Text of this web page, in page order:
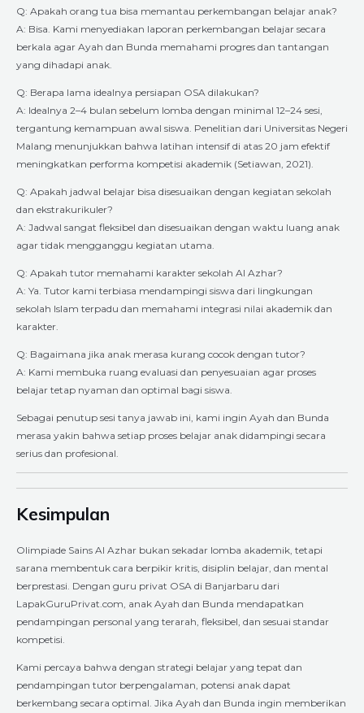
Q: Apakah orang tua bisa memantau perkembangan belajar anak?
A: Bisa. Kami menyediakan laporan perkembangan belajar secara
berkala agar Ayah dan Bunda memahami progres dan tantangan
yang dihadapi anak.
Q: Berapa lama idealnya persiapan OSA dilakukan?
A: Idealnya 2–4 bulan sebelum lomba dengan minimal 12–24 sesi,
tergantung kemampuan awal siswa. Penelitian dari Universitas Negeri
Malang menunjukkan bahwa latihan intensif di atas 20 jam efektif
meningkatkan performa kompetisi akademik (Setiawan, 2021).
Q: Apakah jadwal belajar bisa disesuaikan dengan kegiatan sekolah
dan ekstrakurikuler?
A: Jadwal sangat fleksibel dan disesuaikan dengan waktu luang anak
agar tidak mengganggu kegiatan utama.
Q: Apakah tutor memahami karakter sekolah Al Azhar?
A: Ya. Tutor kami terbiasa mendampingi siswa dari lingkungan
sekolah Islam terpadu dan memahami integrasi nilai akademik dan
karakter.
Q: Bagaimana jika anak merasa kurang cocok dengan tutor?
A: Kami membuka ruang evaluasi dan penyesuaian agar proses
belajar tetap nyaman dan optimal bagi siswa.
Sebagai penutup sesi tanya jawab ini, kami ingin Ayah dan Bunda
merasa yakin bahwa setiap proses belajar anak didampingi secara
serius dan profesional.
Kesimpulan
Olimpiade Sains Al Azhar bukan sekadar lomba akademik, tetapi
sarana membentuk cara berpikir kritis, disiplin belajar, dan mental
berprestasi. Dengan guru privat OSA di Banjarbaru dari
LapakGuruPrivat.com, anak Ayah dan Bunda mendapatkan
pendampingan personal yang terarah, fleksibel, dan sesuai standar
kompetisi.
Kami percaya bahwa dengan strategi belajar yang tepat dan
pendampingan tutor berpengalaman, potensi anak dapat
berkembang secara optimal. Jika Ayah dan Bunda ingin memberikan